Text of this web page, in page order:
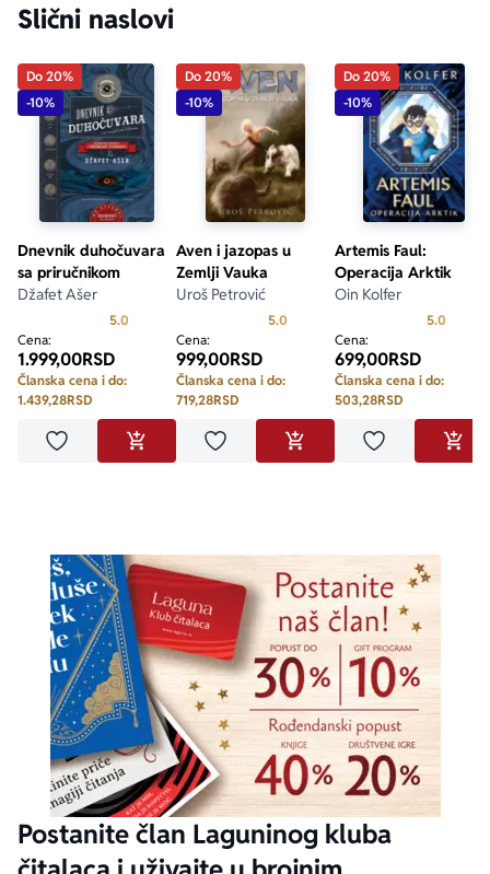
Slični naslovi
Do 20%
-10%
Dnevnik duhočuvara
sa priručnikom
Džafet Ašer
5.0 Prosecna ocena je 5.0 od 5
Cena:
1.999,00RSD
Članska cena i do:
1.439,28RSD
Dodaj u omiljeneDODAJ U KORPU
Do 20%
-10%
Aven i jazopas u
Zemlji Vauka
Uroš Petrović
5.0 Prosecna ocena je 5.0 od 5
Cena:
999,00RSD
Članska cena i do:
719,28RSD
Dodaj u omiljeneDODAJ U KORPU
Do 20%
-10%
Artemis Faul:
Operacija Arktik
Oin Kolfer
5.0
Cena:
699,00RSD
Članska cena i do:
503,28RSD
Dodaj u
Postanite član Laguninog kluba